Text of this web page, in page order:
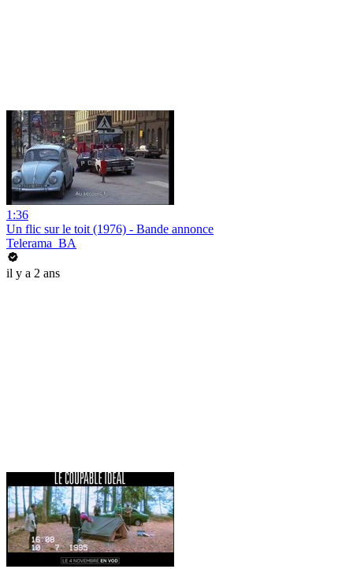
1:36
Un flic sur le toit (1976) - Bande annonce
Telerama_BA
il y a 2 ans